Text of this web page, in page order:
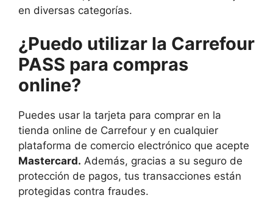
en diversas categorías.
¿Puedo utilizar la Carrefour
PASS para compras
online?
Puedes usar la tarjeta para comprar en la
tienda online de Carrefour y en cualquier
plataforma de comercio electrónico que acepte
Mastercard. Además, gracias a su seguro de
protección de pagos, tus transacciones están
protegidas contra fraudes.